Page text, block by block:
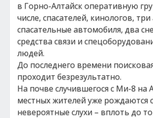
в Горно-Алтайск оперативную
числе, спасателей, кинологов,
спасательные автомобиля, два
средства связи и
людей.
До последнего времени
проходит безрезультатно.
На почве случившегося с Ми-8 на
местных жителей уже рождаются
невероятные слухи – вплоть до